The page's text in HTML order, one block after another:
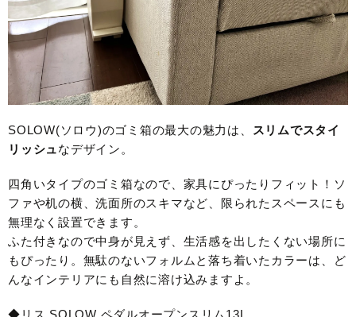
SOLOW(ソロウ)のゴミ箱の最大の魅力は、
スリムでスタイ
リッシュなデザイン。
四角いタイプのゴミ箱なので、家具にぴったりフィット！ソ
ファや机の横、洗面所のスキマなど、限られたスペースにも
無理なく設置できます。
ふた付きなので中身が見えず、生活感を出したくない場所に
もぴったり。無駄のないフォルムと落ち着いたカラーは、ど
んなインテリアにも自然に溶け込みますよ。